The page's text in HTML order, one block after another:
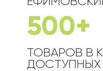
500+
ТОВАРОВ В
ДОСТУПНЫХ